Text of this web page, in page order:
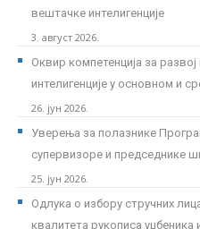
вештачке интелигенције
3. август 2026.
Оквир компетенција за
интелигенције у основном и
26. јун 2026.
Уверења за полазнике
супервизоре и председнике
25. јун 2026.
Одлука о избору стручних
квалитета рукописа уџбеника